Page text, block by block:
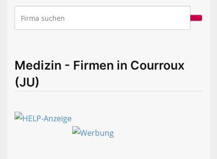
Medizin - Firmen in Courroux
(JU)